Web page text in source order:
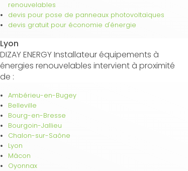
renouvelables
devis pour pose de panneaux photovoltaïques
devis gratuit pour économie d'énergie
Lyon
DIZAY ENERGY Installateur équipements à
énergies renouvelables intervient à proximité
de :
Ambérieu-en-Bugey
Belleville
Bourg-en-Bresse
Bourgoin-Jallieu
Chalon-sur-Saône
Lyon
Mâcon
Oyonnax